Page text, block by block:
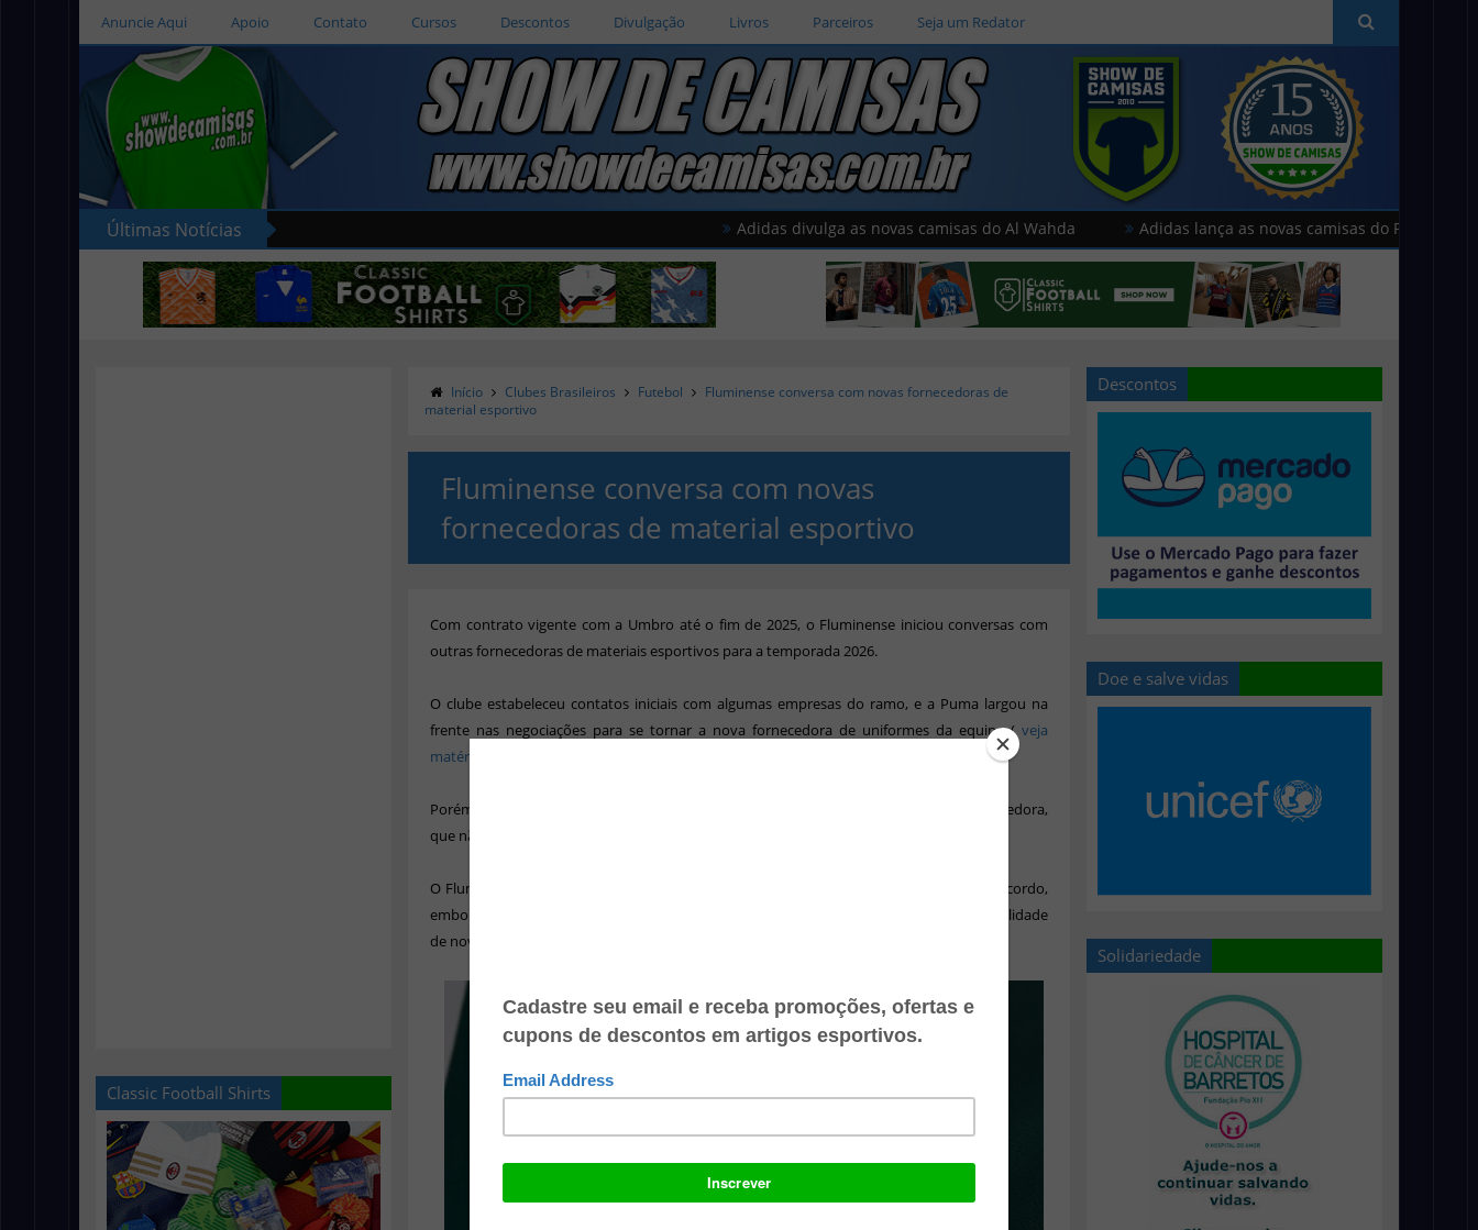
Anuncie Aqui Apoio Contato Cursos Descontos Divulgação Livros Parceiros Seja um Redator
Últimas Notícias Adidas divulga as novas camisas do Al Wahda Adidas lança as novas camisas do Paris FC
Classic Football Shirts
Início Clubes Brasileiros Futebol
Fluminense conversa com novas fornecedoras de
material esportivo
Fluminense conversa com novas
fornecedoras de material esportivo
Com contrato vigente com a Umbro até o fim de 2025, o Fluminense iniciou conversas com
outras fornecedoras de materiais esportivos para a temporada 2026.
O clube estabeleceu contatos iniciais com algumas empresas do ramo, e a Puma largou na
frente nas negociações para se tornar a nova fornecedora de uniformes da equipe ( veja
matéria completa
Porém, nos bastidores também houve conversas com a Nike e mais uma terceira fornecedora,
que não foi informada.
O Fluminense deve aguardar o fim do contrato com a Umbro para oficializar o novo acordo,
embora a permanência da Umbro ainda não esteja totalmente descartada e haja possibilidade
de novas negociações.
Descontos
Doe e salve vidas
Solidariedade